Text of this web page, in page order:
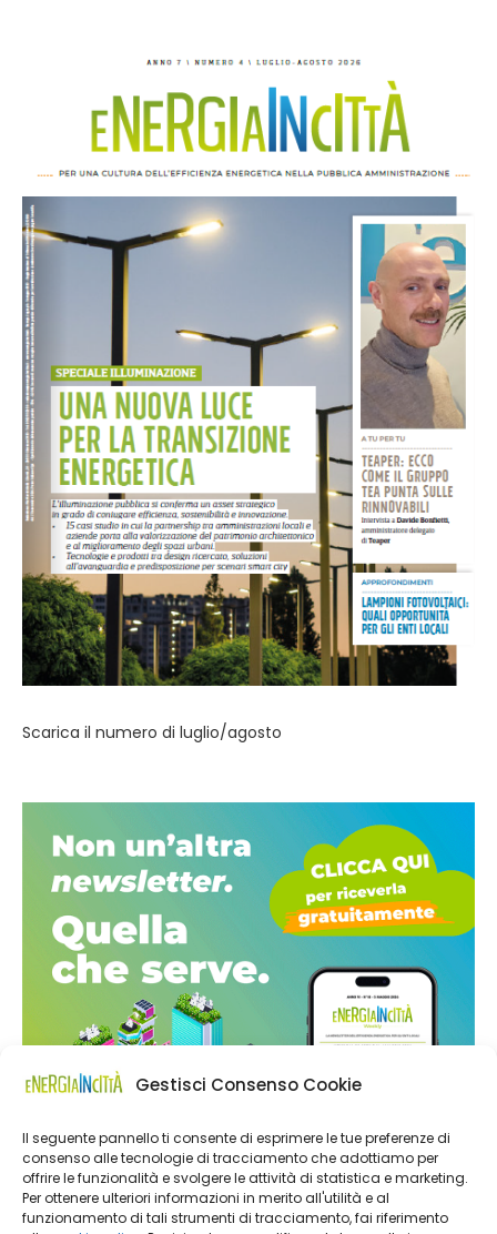
Gestisci Consenso Cookie
Il seguente pannello ti consente di esprimere le tue preferenze di
consenso alle tecnologie di tracciamento che adottiamo per
offrire le funzionalità e svolgere le attività di statistica e marketing.
Per ottenere ulteriori informazioni in merito all'utilità e al
funzionamento di tali strumenti di tracciamento, fai riferimento
Scarica il numero di luglio/agosto